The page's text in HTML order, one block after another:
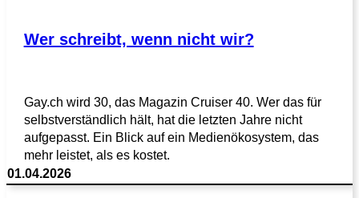
Wer schreibt, wenn nicht wir?
Gay.ch wird 30, das Magazin Cruiser 40. Wer das für
selbstverständlich hält, hat die letzten Jahre nicht
aufgepasst. Ein Blick auf ein Medienökosystem, das
mehr leistet, als es kostet.
01.04.2026